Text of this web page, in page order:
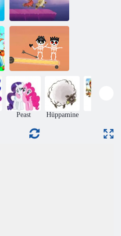
Jääaeg:
Maniakaalne
meteoorijooks
SkullHunter -
Level Pack
Peast Hüppamine